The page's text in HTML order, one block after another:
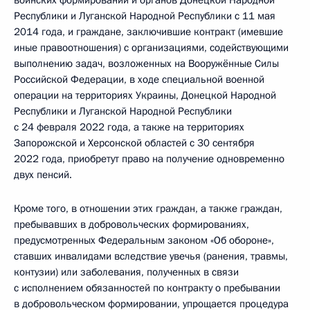
Республики и Луганской Народной Республики с 11 мая
2014 года, и граждане, заключившие контракт (имевшие
иные правоотношения) с организациями, содействующими
выполнению задач, возложенных на Вооружённые Силы
Российской Федерации, в ходе специальной военной
операции на территориях Украины, Донецкой Народной
Республики и Луганской Народной Республики
с 24 февраля 2022 года, а также на территориях
Запорожской и Херсонской областей с 30 сентября
2022 года, приобретут право на получение одновременно
двух пенсий.
Кроме того, в отношении этих граждан, а также граждан,
пребывавших в добровольческих формированиях,
предусмотренных Федеральным законом «Об обороне»,
ставших инвалидами вследствие увечья (ранения, травмы,
контузии) или заболевания, полученных в связи
с исполнением обязанностей по контракту о пребывании
в добровольческом формировании, упрощается процедура